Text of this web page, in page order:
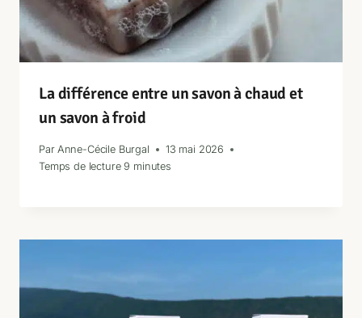
La différence entre un savon à chaud et
un savon à froid
Par Anne-Cécile Burgal
13 mai 2026
Temps de lecture9 minutes